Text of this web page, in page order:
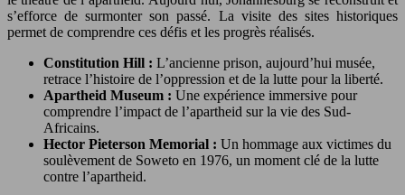
s’efforce de surmonter son passé. La visite des sites historiques
permet de comprendre ces défis et les progrès réalisés.
Constitution Hill : L’ancienne prison, aujourd’hui musée,
retrace l’histoire de l’oppression et de la lutte pour la liberté.
Apartheid Museum : Une expérience immersive pour
comprendre l’impact de l’apartheid sur la vie des Sud-
Africains.
Hector Pieterson Memorial : Un hommage aux victimes du
soulèvement de Soweto en 1976, un moment clé de la lutte
contre l’apartheid.